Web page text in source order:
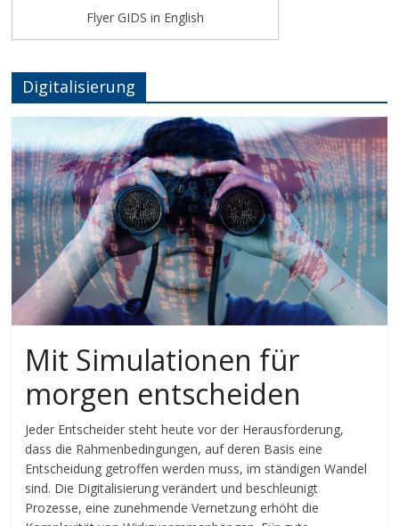
Flyer GIDS in English
Digitalisierung
Mit Simulationen für
morgen entscheiden
Jeder Entscheider steht heute vor der Herausforderung,
dass die Rahmenbedingungen, auf deren Basis eine
Entscheidung getroffen werden muss, im ständigen Wandel
sind. Die Digitalisierung verändert und beschleunigt
Prozesse, eine zunehmende Vernetzung erhöht die